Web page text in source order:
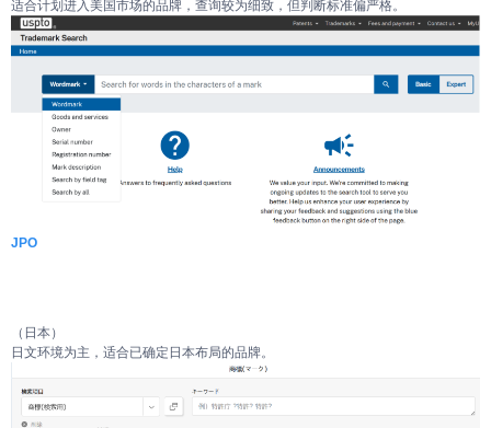
适合计划进入美国市场的品牌，查询较为细致，但判断标准偏严格。
JPO
（日本）
日文环境为主，适合已确定日本布局的品牌。